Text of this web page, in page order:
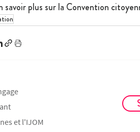
savoir plus sur la Convention
et l'IJOM